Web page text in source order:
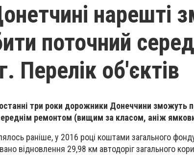
нарешті
поточний
Перелік об'єктів
три роки дорожники Донеччини зможуть
ремонтом (вищим за класом, аніж
раніше, у 2016 році коштами загального
відновлення 29,98 км автодоріг загального